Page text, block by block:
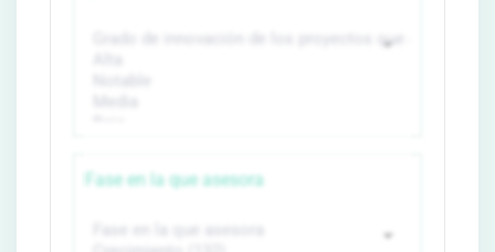
Fase en la que asesora